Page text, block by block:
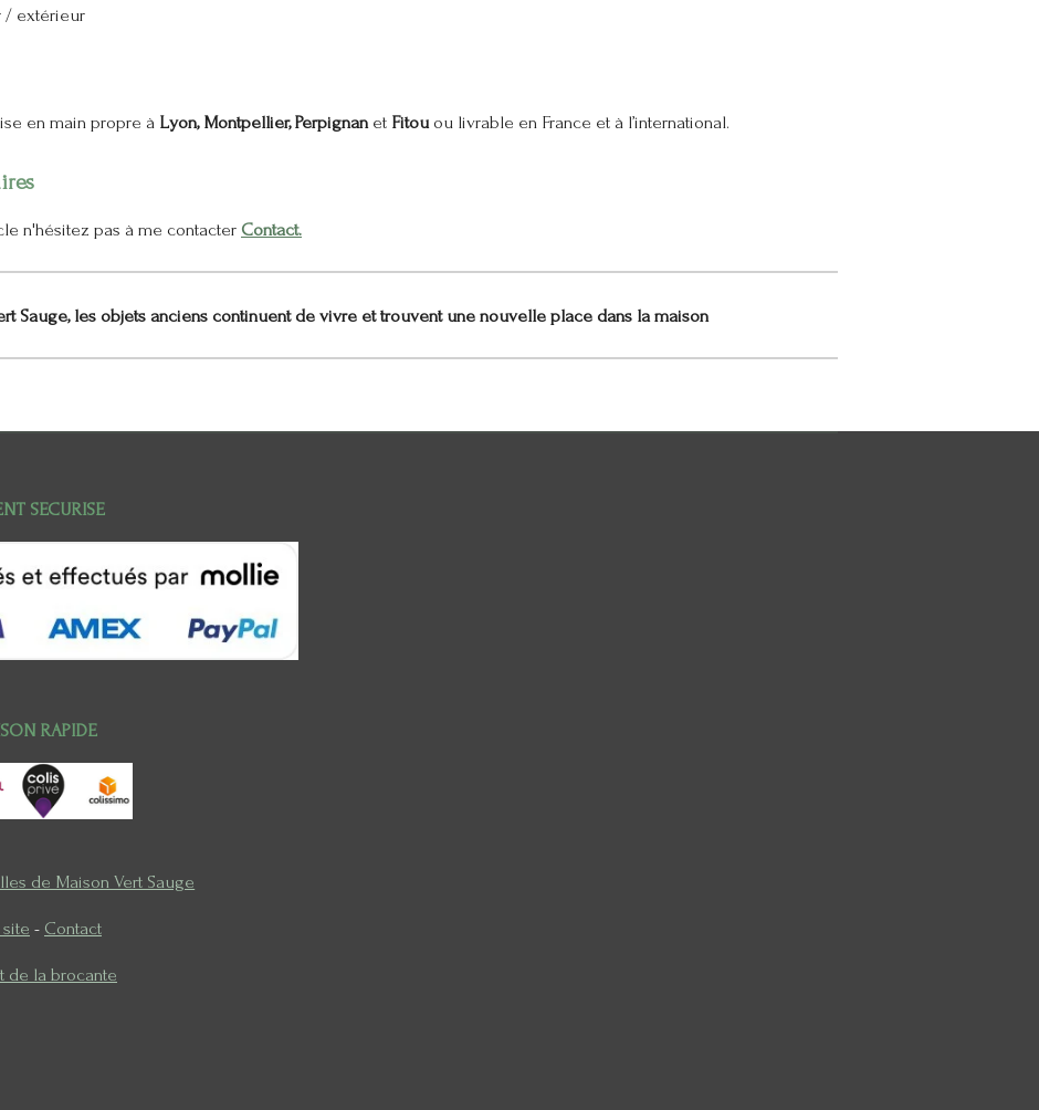
/ extérieur
en main propre à Lyon, Montpellier, Perpignan et Fitou ou livrable en France et à l’international.
n'hésitez pas à me contacter Contact.
Sauge, les objets anciens continuent de vivre et trouvent une nouvelle place dans la maison
SECURISE
RAPIDE
de Maison Vert Sauge
- Contact
de la brocante